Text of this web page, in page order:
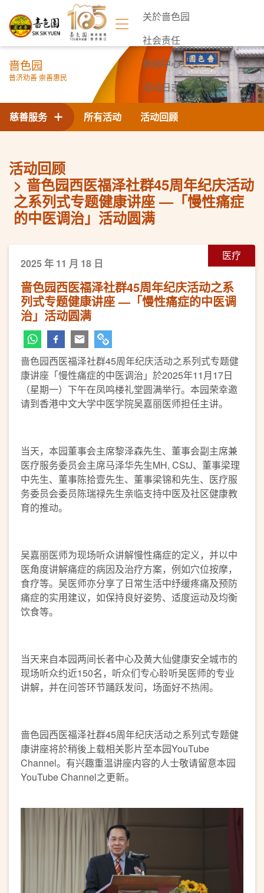
关於啬色园
社会责任
新闻中心
活动日志
联络我们
啬色园
普济劝善 崇善惠民
所有活动 活动回顾
慈善服务
活动回顾
啬色园西医福泽社群45周年纪庆活动
之系列式专题健康讲座 —「慢性痛症
的中医调治」活动圆满
医疗
2025 年 11 月 18 日
啬色园西医福泽社群45周年纪庆活动之系
列式专题健康讲座 —「慢性痛症的中医调
治」活动圆满
啬色园西医福泽社群45周年纪庆活动之系列式专题健
康讲座「慢性痛症的中医调治」於2025年11月17日
（星期一）下午在凤鸣楼礼堂圆满举行。本园荣幸邀
请到香港中文大学中医学院吴嘉丽医师担任主讲。
当天，本园董事会主席黎泽森先生、董事会副主席兼
医疗服务委员会主席马泽华先生MH, CStJ、董事梁理
中先生、董事陈拾壹先生、董事梁锦和先生、医疗服
务委员会委员陈瑞禄先生亲临支持中医及社区健康教
育的推动。
吴嘉丽医师为现场听众讲解慢性痛症的定义，并以中
医角度讲解痛症的病因及治疗方案，例如穴位按摩，
食疗等。吴医师亦分享了日常生活中纾缓疼痛及预防
痛症的实用建议，如保持良好姿势、适度运动及均衡
饮食等。
当天来自本园两间长者中心及黄大仙健康安全城市的
现场听众约近150名，听众们专心聆听吴医师的专业
讲解，并在问答环节踊跃发问，场面好不热闹。
啬色园西医福泽社群45周年纪庆活动之系列式专题健
康讲座将於稍後上载相关影片至本园YouTube
Channel。有兴趣重温讲座内容的人士敬请留意本园
YouTube Channel之更新。